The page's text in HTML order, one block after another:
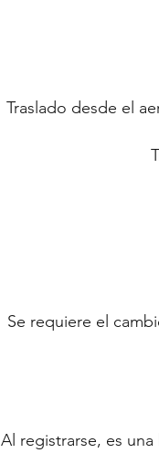
Traslado desde el
Se requiere el
Al registrarse, es